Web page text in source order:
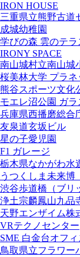
IRON HOUSE
三重県立熊野古道
成城幼稚園
学びの森 雲のテラ
IRONY SPACE
南山城村立南山城
桜美林大学 プラ
熊谷スポーツ文化
モエレ沼公園 ガ
兵庫県西播磨総合
友泉道玄坂ビル
星の子愛児園
F1 ガレージ
栃木県なかがわ水
うつくしま未来博
渋谷歩道橋（ブリ
浄土宗麟鳳山九品
天野エンザイム株
VRテクノセンター
SME 白金台オフィ
鳥取県立フラワー